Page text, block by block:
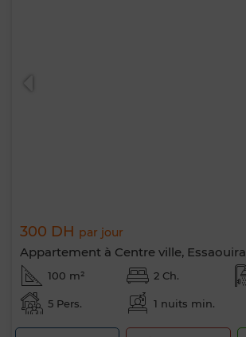
300 DH par jour
Appartement à Centre ville, Essaouira
100 m² 2 Ch.
5 Pers. 1 nuits min.